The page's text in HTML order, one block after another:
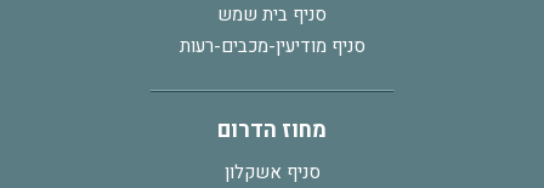
סניף בית שמש
סניף מודיעין-מכבים-רעות
מחוז הדרום
סניף אשקלון